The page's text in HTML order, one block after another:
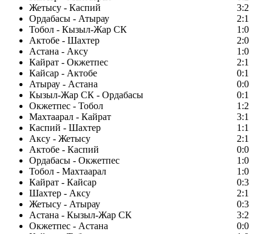
Жетысу - Каспий
3:2
Ордабасы - Атырау
2:1
Тобол - Кызыл-Жар СК
1:0
Актобе - Шахтер
2:0
Астана - Аксу
1:0
Кайрат - Окжетпес
2:1
Кайсар - Актобе
0:1
Атырау - Астана
0:0
Кызыл-Жар СК - Ордабасы
0:1
Окжетпес - Тобол
1:2
Махтаарал - Кайрат
3:1
Каспий - Шахтер
1:1
Аксу - Жетысу
2:1
Актобе - Каспий
0:0
Ордабасы - Окжетпес
1:0
Тобол - Махтаарал
1:0
Кайрат - Кайсар
0:3
Шахтер - Аксу
2:1
Жетысу - Атырау
0:3
Астана - Кызыл-Жар СК
3:2
Окжетпес - Астана
0:0